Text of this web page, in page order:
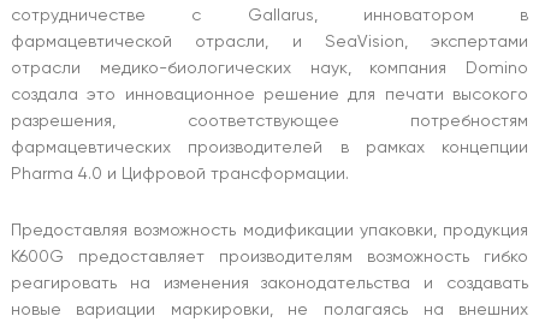
сотрудничестве с Gallarus, инноватором в
фармацевтической отрасли, и SeaVision, экспертами
отрасли медико-биологических наук, компания Domino
создала это инновационное решение для печати высокого
разрешения, соответствующее потребностям
фармацевтических производителей в рамках концепции
Pharma 4.0 и Цифровой трансформации.
Предоставляя возможность модификации упаковки, продукция
K600G предоставляет производителям возможность гибко
реагировать на изменения законодательства и создавать
новые вариации маркировки, не полагаясь на внешних